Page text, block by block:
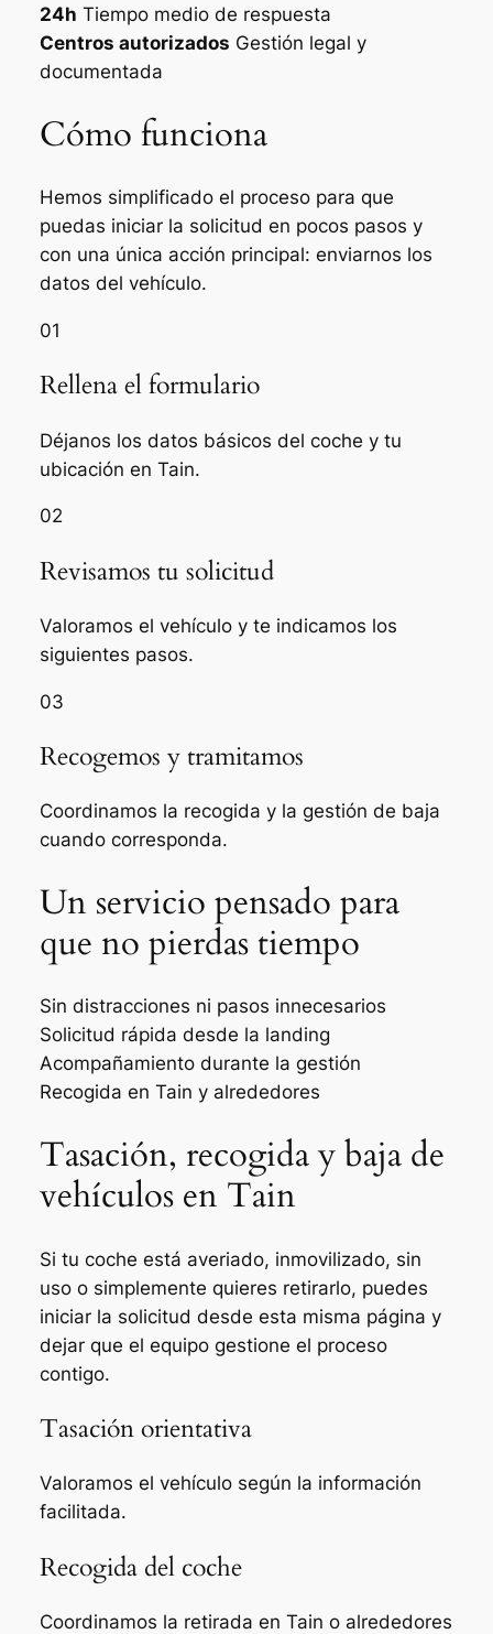
24h Tiempo medio de respuesta
Centros autorizados Gestión legal y
documentada
Cómo funciona
Hemos simplificado el proceso para que
puedas iniciar la solicitud en pocos pasos y
con una única acción principal: enviarnos los
datos del vehículo.
01
Rellena el formulario
Déjanos los datos básicos del coche y tu
ubicación en Tain.
02
Revisamos tu solicitud
Valoramos el vehículo y te indicamos los
siguientes pasos.
03
Recogemos y tramitamos
Coordinamos la recogida y la gestión de baja
cuando corresponda.
Un servicio pensado para
que no pierdas tiempo
Sin distracciones ni pasos innecesarios
Solicitud rápida desde la landing
Acompañamiento durante la gestión
Recogida en Tain y alrededores
Tasación, recogida y baja de
vehículos en Tain
Si tu coche está averiado, inmovilizado, sin
uso o simplemente quieres retirarlo, puedes
iniciar la solicitud desde esta misma página y
dejar que el equipo gestione el proceso
contigo.
Tasación orientativa
Valoramos el vehículo según la información
facilitada.
Recogida del coche
Coordinamos la retirada en Tain o alrededores